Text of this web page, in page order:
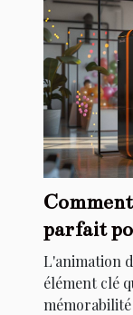
parfait
spécial
L'animation
élément clé
mémorabilité